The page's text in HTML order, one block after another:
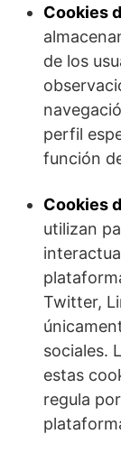
Cookies
de los
perfil
función
Cookies
utilizan
Twitter,
sociales.
estas
regula